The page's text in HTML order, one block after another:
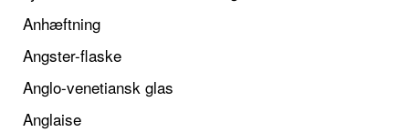
Anhæftning
Angster-flaske
Anglo-venetiansk glas
Anglaise